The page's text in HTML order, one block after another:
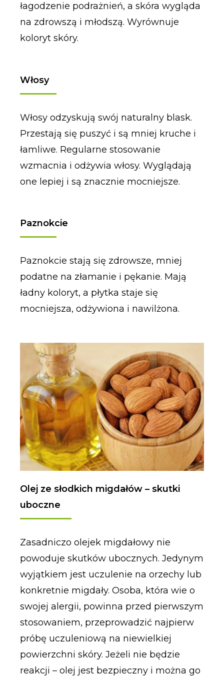
łagodzenie podrażnień, a skóra wygląda
na zdrowszą i młodszą. Wyrównuje
koloryt skóry.
Włosy
Włosy odzyskują swój naturalny blask.
Przestają się puszyć i są mniej kruche i
łamliwe. Regularne stosowanie
wzmacnia i odżywia włosy. Wyglądają
one lepiej i są znacznie mocniejsze.
Paznokcie
Paznokcie stają się zdrowsze, mniej
podatne na złamanie i pękanie. Mają
ładny koloryt, a płytka staje się
mocniejsza, odżywiona i nawilżona.
Olej ze słodkich migdałów – skutki
uboczne
Zasadniczo olejek migdałowy nie
powoduje skutków ubocznych. Jedynym
wyjątkiem jest uczulenie na orzechy lub
konkretnie migdały. Osoba, która wie o
swojej alergii, powinna przed pierwszym
stosowaniem, przeprowadzić najpierw
próbę uczuleniową na niewielkiej
powierzchni skóry. Jeżeli nie będzie
reakcji – olej jest bezpieczny i można go